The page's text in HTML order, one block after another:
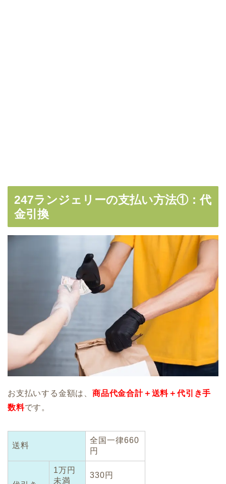
247ランジェリーの支払い方法①：代
金引換
お支払いする金額は、 商品代金合計＋送料＋代引き手
数料です。
送料
全国一律660
円
1万円
未満
330円